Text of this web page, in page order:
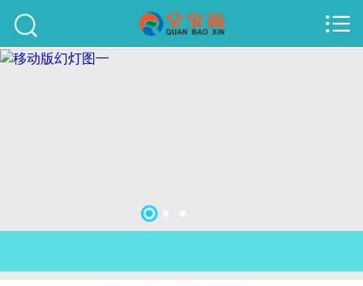
关于我们
联系我们

